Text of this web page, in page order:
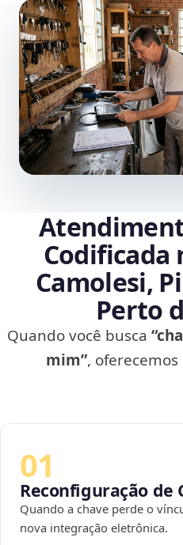
Codificada
Camolesi,
Perto
Quando você busca
mim”, oferecemos
01
Reconfiguração de
Quando a chave perde o
nova integração eletrônica.